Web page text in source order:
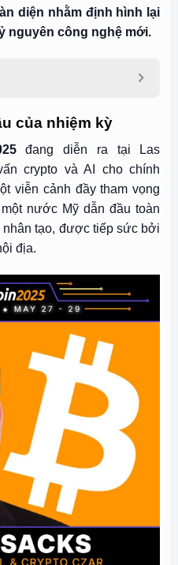
diện nhằm định hình lại
nguyên công nghệ mới.
của nhiệm kỳ
đang diễn ra tại Las
crypto và AI cho chính
viễn cảnh đầy tham vọng
nước Mỹ dẫn đầu toàn
nhân tạo, được tiếp sức bởi
địa.